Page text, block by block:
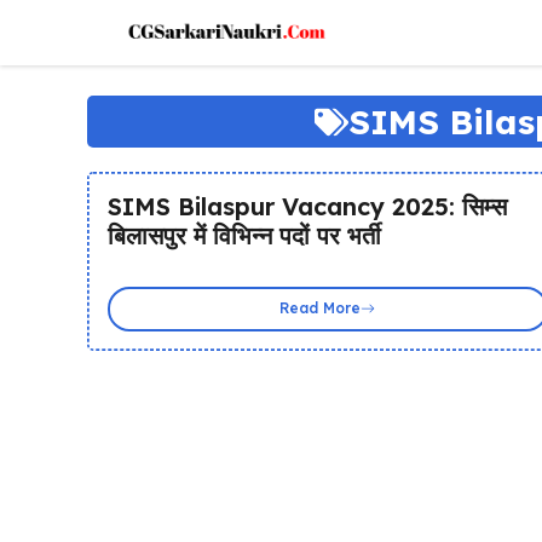
content
SIMS
SIMS Bilaspur Vacancy 2025: सिम्स
बिलासपुर में विभिन्न पदों पर भर्ती
Read More